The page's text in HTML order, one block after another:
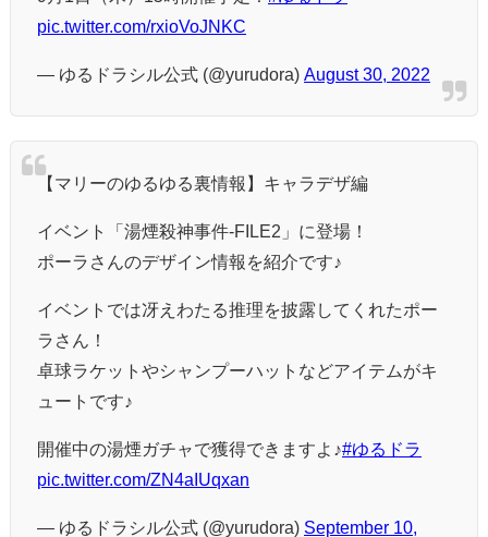
pic.twitter.com/rxioVoJNKC
— ゆるドラシル公式 (@yurudora) August 30, 2022
【マリーのゆるゆる裏情報】キャラデザ編
イベント「湯煙殺神事件-FILE2」に登場！
ポーラさんのデザイン情報を紹介です♪
イベントでは冴えわたる推理を披露してくれたポー
ラさん！
卓球ラケットやシャンプーハットなどアイテムがキ
ュートです♪
開催中の湯煙ガチャで獲得できますよ♪#ゆるドラ
pic.twitter.com/ZN4aIUqxan
— ゆるドラシル公式 (@yurudora) September 10,